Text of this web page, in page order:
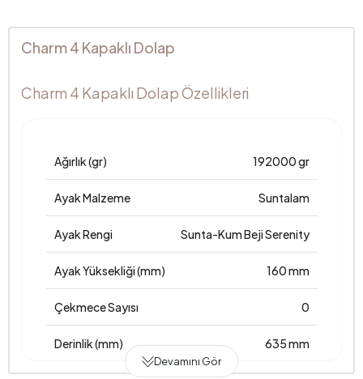
Charm 4 Kapaklı Dolap
Charm 4 Kapaklı Dolap Özellikleri
Ağırlık (gr) 192000 gr
Ayak Malzeme Suntalam
Ayak Rengi Sunta-Kum Beji Serenity
Ayak Yüksekliği (mm) 160 mm
Çekmece Sayısı 0
Derinlik (mm) 635 mm
Devamını Gör